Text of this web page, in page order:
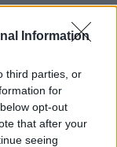
Information
third parties, or
for
opt-out
that after your
seeing
žinomam
jį
S.